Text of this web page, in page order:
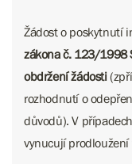
Žádost o poskytnutí
zákona č. 123/1998
obdržení žádosti
rozhodnutí o
důvodů). V
vynucují prodloužení